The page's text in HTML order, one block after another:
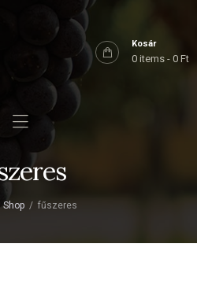
Kosár
0 items - 0 Ft
Shop fűszeres